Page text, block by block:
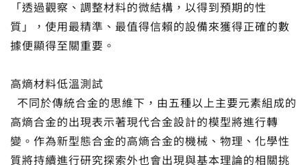
「透過觀察、調整材料的微結構，以得到預期的性
質」，使用最精準、最值得信賴的設備來獲得正確的數
據便顯得至關重要。
高熵材料低溫測試
不同於傳統合金的思維下，由五種以上主要元素組成的
高熵合金的出現表示著現代合金設計的模型將進行轉
變。作為新型態合金的高熵合金的機械、物理、化學性
質將持續進行研究探索外也會出現與基本理論的相關挑